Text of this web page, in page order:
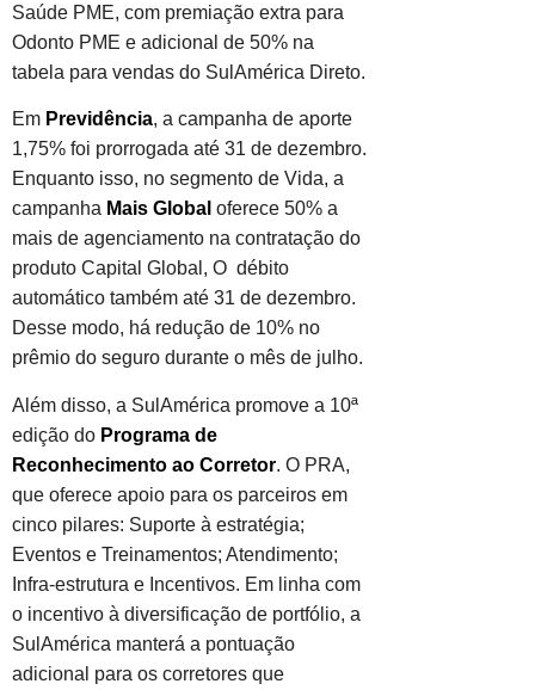
Saúde PME, com premiação extra para
Odonto PME e adicional de 50% na
tabela para vendas do SulAmérica Direto.
Em Previdência, a campanha de aporte
1,75% foi prorrogada até 31 de dezembro.
Enquanto isso, no segmento de Vida, a
campanha Mais Global oferece 50% a
mais de agenciamento na contratação do
produto Capital Global, O débito
automático também até 31 de dezembro.
Desse modo, há redução de 10% no
prêmio do seguro durante o mês de julho.
Além disso, a SulAmérica promove a 10ª
edição do Programa de
Reconhecimento ao Corretor. O PRA,
que oferece apoio para os parceiros em
cinco pilares: Suporte à estratégia;
Eventos e Treinamentos; Atendimento;
Infra-estrutura e Incentivos. Em linha com
o incentivo à diversificação de portfólio, a
SulAmérica manterá a pontuação
adicional para os corretores que